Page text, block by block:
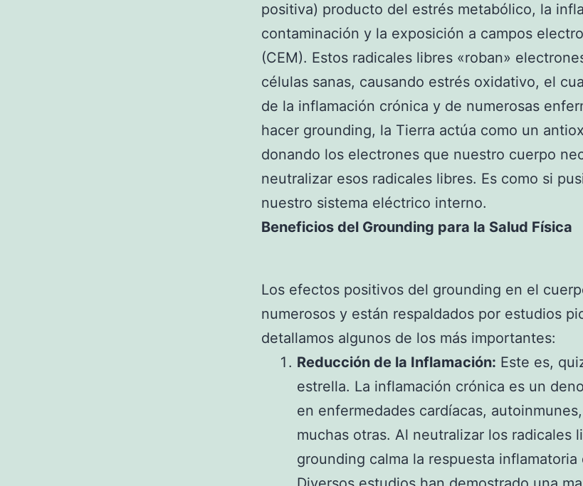
positiva) producto del estrés metabólico, la
contaminación y la exposición a campos
(CEM). Estos radicales libres «roban»
células sanas, causando estrés oxidativo, el
de la inflamación crónica y de numerosas
hacer grounding, la Tierra actúa como un
donando los electrones que nuestro cuerpo
neutralizar esos radicales libres. Es como si
nuestro sistema eléctrico interno.
Beneficios del Grounding para la Salud Física
Los efectos positivos del grounding en el
numerosos y están respaldados por estudios
detallamos algunos de los más importantes:
Reducción de la Inflamación: Este es,
estrella. La inflamación crónica es un
en enfermedades cardíacas,
muchas otras. Al neutralizar los radicales
grounding calma la respuesta inflamatoria